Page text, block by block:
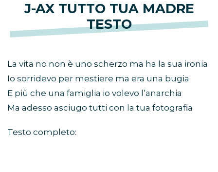
J-AX TUTTO TUA MADRE
TESTO
La vita no non è uno scherzo ma ha la sua ironia
Io sorridevo per mestiere ma era una bugia
E più che una famiglia io volevo l’anarchia
Ma adesso asciugo tutti con la tua fotografia
Testo completo: